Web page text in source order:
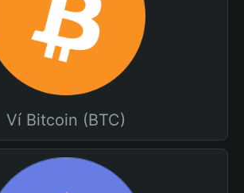
Ví Bitcoin (BTC)